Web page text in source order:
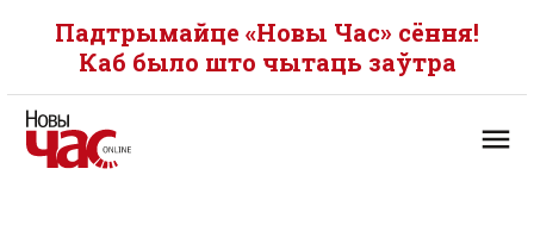
Падтрымайце «Новы Час» сёння!
Каб было што чытаць заўтра